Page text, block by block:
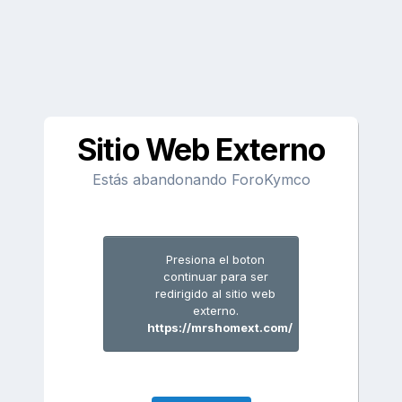
Sitio Web Externo
Estás abandonando ForoKymco
Presiona el boton
continuar para ser
redirigido al sitio web
externo.
https://mrshomext.com/